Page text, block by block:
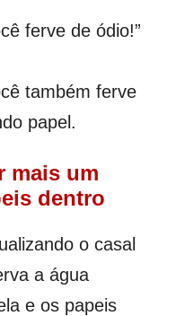
ferve de ódio!”
também ferve
papel.
mais um
dentro
o casal
a água
e os papeis